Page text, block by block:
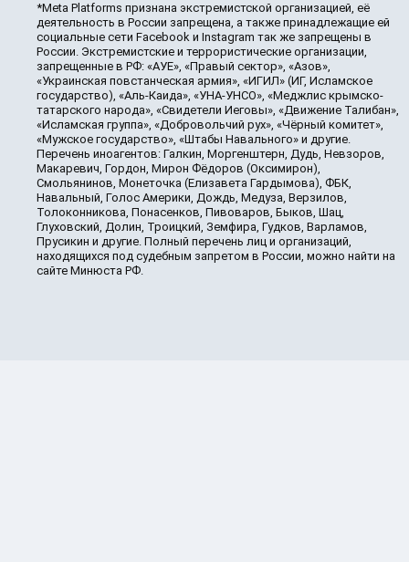
*Meta Platforms признана экстремистской организацией, её
деятельность в России запрещена, а также принадлежащие ей
социальные сети Facebook и Instagram так же запрещены в
России. Экстремистские и террористические организации,
запрещенные в РФ: «АУЕ», «Правый сектор», «Азов»,
«Украинская повстанческая армия», «ИГИЛ» (ИГ, Исламское
государство), «Аль-Каида», «УНА-УНСО», «Меджлис крымско-
татарского народа», «Свидетели Иеговы», «Движение Талибан»,
«Исламская группа», «Добровольчий рух», «Чёрный комитет»,
«Мужское государство», «Штабы Навального» и другие.
Перечень иноагентов: Галкин, Моргенштерн, Дудь, Невзоров,
Макаревич, Гордон, Мирон Фёдоров (Оксимирон),
Смольянинов, Монеточка (Елизавета Гардымова), ФБК,
Навальный, Голос Америки, Дождь, Медуза, Верзилов,
Толоконникова, Понасенков, Пивоваров, Быков, Шац,
Глуховский, Долин, Троицкий, Земфира, Гудков, Варламов,
Прусикин и другие. Полный перечень лиц и организаций,
находящихся под судебным запретом в России, можно найти на
сайте Минюста РФ.